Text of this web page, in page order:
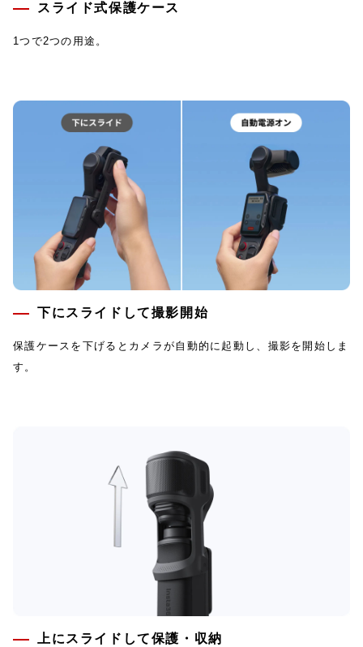
スライド式保護ケース
1つで2つの用途。
下にスライドして撮影開始
保護ケースを下げるとカメラが自動的に起動し、撮影を開始しま
す。
上にスライドして保護・収納